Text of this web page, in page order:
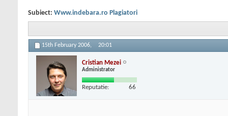
Subiect: Www.indebara.ro Plagiatori
15th February 2006, 20:01
Cristian Mezei
Administrator
Reputatie: 66